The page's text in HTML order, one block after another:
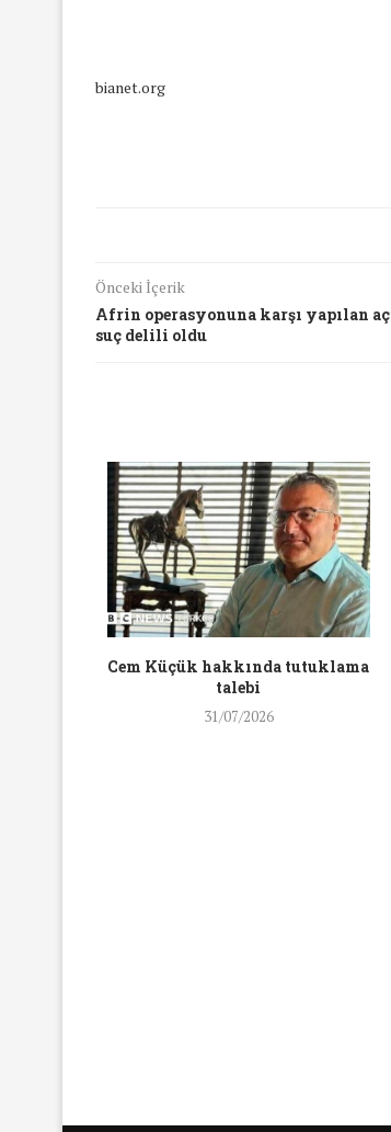
bianet.org
Önceki İçerik
Afrin operasyonuna karşı yapılan
suç delili oldu
Cem Küçük hakkında tutuklama
talebi
31/07/2026
Yaş Ayrımcılığı
Konuştuk
16/Nis/2018
Mart